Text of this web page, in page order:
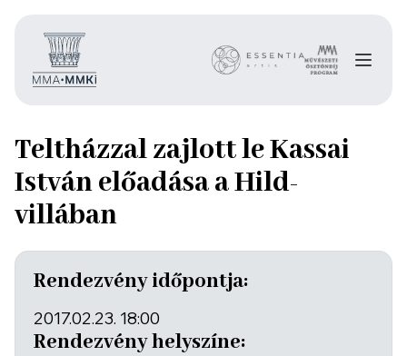
Teltházzal zajlott le Kassai
István előadása a Hild-
villában
Rendezvény időpontja:
2017.02.23. 18:00
Rendezvény helyszíne: